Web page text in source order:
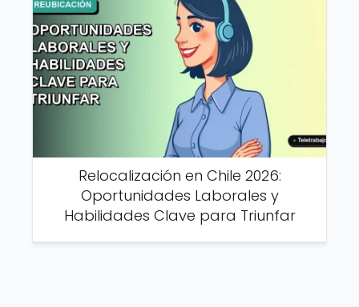
Relocalización en Chile 2026:
Oportunidades Laborales y
Habilidades Clave para Triunfar